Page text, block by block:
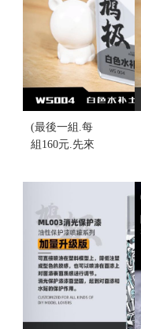
(最後一組.每
組160元.先來
硝基漆
水補土
100ML (不挑
盒況)
售價:0